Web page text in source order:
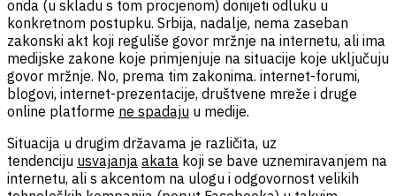
onda (u skladu s tom procjenom) donijeti odluku u
konkretnom postupku. Srbija, nadalje, nema zaseban
zakonski akt koji reguliše govor mržnje na internetu, ali ima
medijske zakone koje primjenjuje na situacije koje uključuju
govor mržnje. No, prema tim zakonima. internet-forumi,
blogovi, internet-prezentacije, društvene mreže i druge
online platforme ne spadaju u medije.
Situacija u drugim državama je različita, uz
tendenciju usvajanja akata koji se bave uznemiravanjem na
internetu, ali s akcentom na ulogu i odgovornost velikih